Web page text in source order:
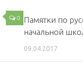
0
Памятки по
начальной
09.04.2017